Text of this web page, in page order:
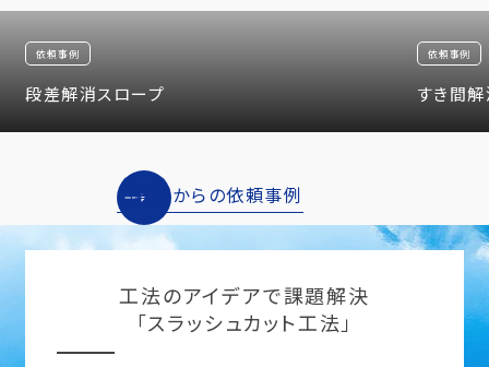
お客様からの依頼事例
依頼事例
段差解消スロープ
依頼事例
すき間
工法のアイデアで課題解決
「スラッシュカット工法」